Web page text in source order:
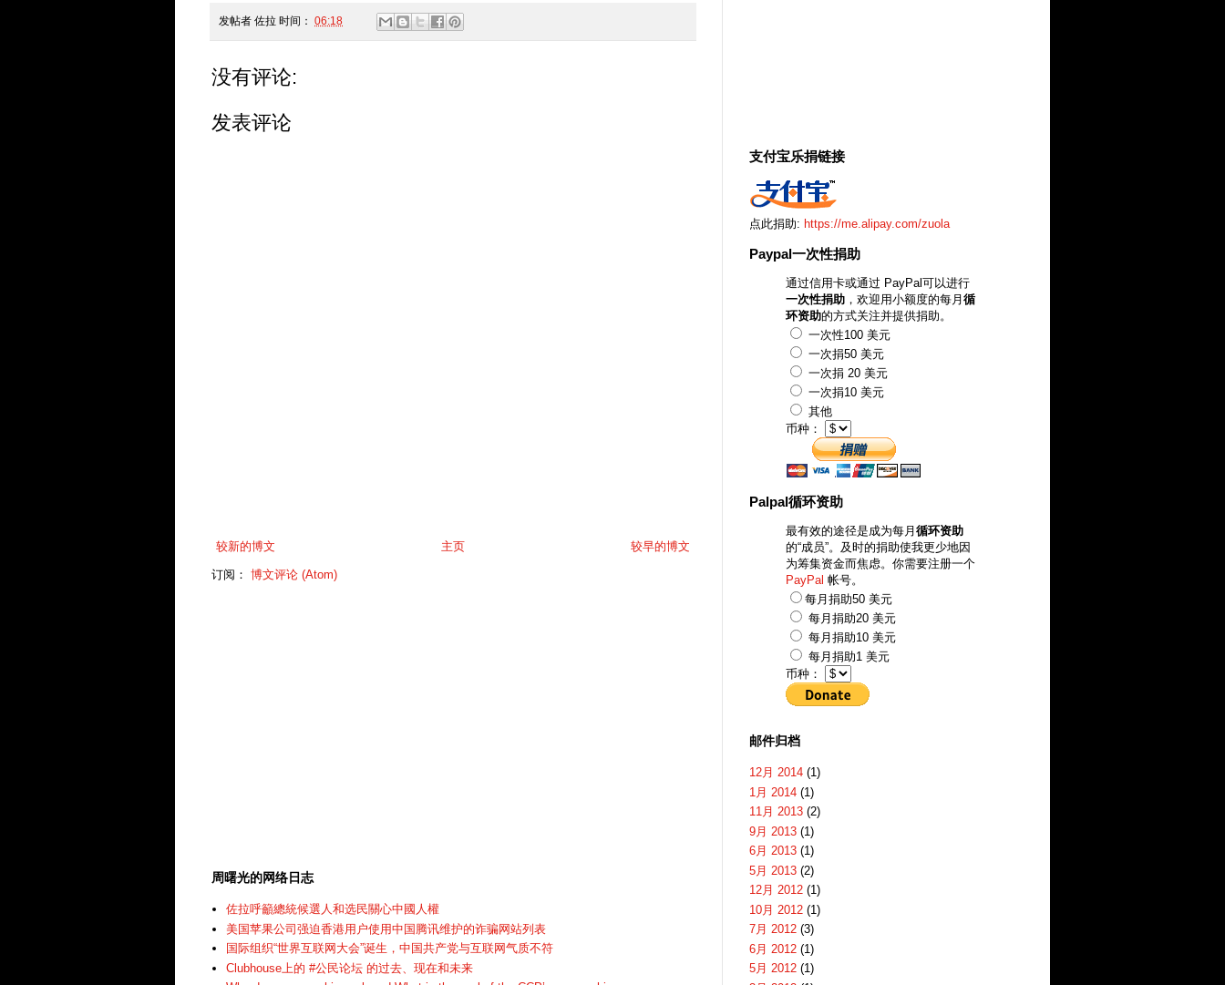
发帖者 佐拉 时间： 06:18
没有评论:
发表评论
较新的博文 较早的博文
主页
订阅： 博文评论 (Atom)
周曙光的网络日志
佐拉呼籲總統候選人和选民關心中國人權
美国苹果公司强迫香港用户使用中国腾讯维护的诈骗网站列表
国际组织“世界互联网大会”诞生，中国共产党与互联网气质不符
Clubhouse上的 #公民论坛 的过去、现在和未来
支付宝乐捐链接
点此捐助: https://me.alipay.com/zuola
Paypal一次性捐助
通过信用卡或通过 PayPal可以进行
一次性捐助 ，欢迎用小额度的每月 循
环资助的方式关注并提供捐助。
一次性100 美元
一次捐50 美元
一次捐 20 美元
一次捐10 美元
其他
币种：
Palpal循环资助
最有效的途径是成为每月 循环资助
的“成员”。及时的捐助使我更少地因
为筹集资金而焦虑。你需要注册一个
PayPal 帐号。
每月捐助50 美元
每月捐助20 美元
每月捐助10 美元
每月捐助1 美元
币种：
邮件归档
12月 2014 (1)
1月 2014 (1)
11月 2013 (2)
9月 2013 (1)
6月 2013 (1)
5月 2013 (2)
12月 2012 (1)
10月 2012 (1)
7月 2012 (3)
6月 2012 (1)
5月 2012 (1)